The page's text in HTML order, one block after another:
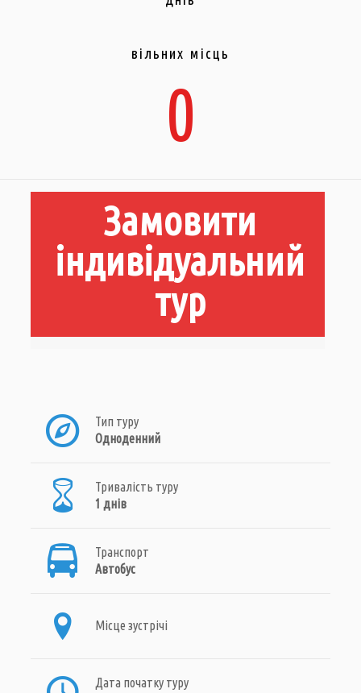
вільних місць
0
Замовити
індивідуальний
тур
Тип туру
Одноденний
Тривалість туру
1 днів
Транспорт
Автобус
Місце зустрічі
Дата початку туру